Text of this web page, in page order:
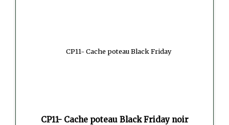
CP11- Cache poteau Black Friday noir